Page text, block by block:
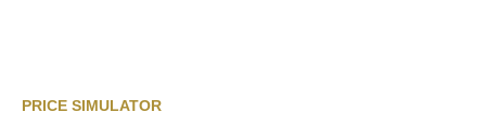
PRICE SIMULATOR